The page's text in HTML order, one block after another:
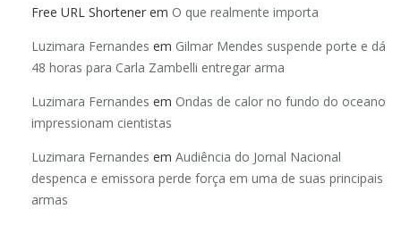
Free URL Shortener em O que realmente importa
Luzimara Fernandes em Gilmar Mendes suspende porte e dá
48 horas para Carla Zambelli entregar arma
Luzimara Fernandes em Ondas de calor no fundo do oceano
impressionam cientistas
Luzimara Fernandes em Audiência do Jornal Nacional
despenca e emissora perde força em uma de suas principais
armas